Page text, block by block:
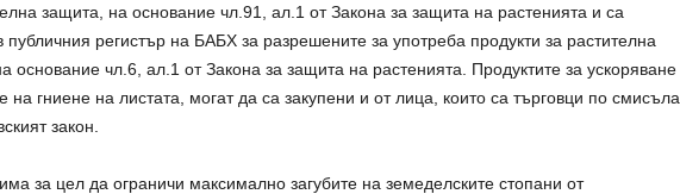
защита, на основание чл.91, ал.1 от Закона за защита на растенията и са
публичния регистър на БАБХ за разрешените за употреба продукти за растителна
основание чл.6, ал.1 от Закона за защита на растенията. Продуктите за ускоряване
на гниене на листата, могат да са закупени и от лица, които са търговци по смисъла
закон.
за цел да ограничи максимално загубите на земеделските стопани от